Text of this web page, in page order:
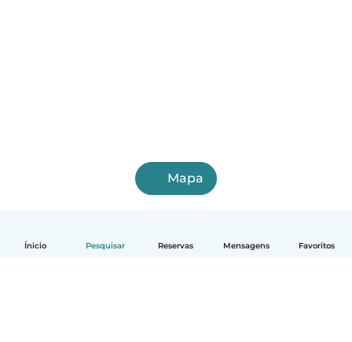
Ínicio Pesquisar Reservas Mensagens Favoritos
Mapa